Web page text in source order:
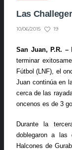
Las
10/06/2015 19
San Juan, P.R. –
terminar
Fútbol (LNF), el
Juan continúa en
cerca de las
oncenos es de 3
Durante la
doblegaron a
Halcones de